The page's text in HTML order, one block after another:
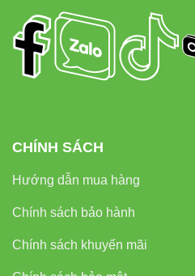
CHÍNH SÁCH
Hướng dẫn mua hàng
Chính sách bảo hành
Chính sách khuyến mãi